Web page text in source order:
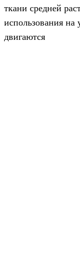
ткани средней
использования на
двигаются